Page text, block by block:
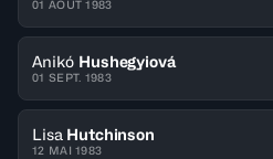
01 AOÛT 1983
Anikó Hushegyiová
01 SEPT. 1983
Lisa Hutchinson
12 MAI 1983